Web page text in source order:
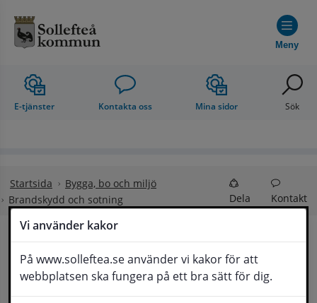
Vi använder kakor
På www.solleftea.se använder vi kakor för att
webbplatsen ska fungera på ett bra sätt för dig.
Meny
E-tjänster Kontakta oss Mina sidor Sök
Startsida
Bygga, bo och miljö
Brandskydd och sotning
Dela Kontakt
Brandskydd och
sotning